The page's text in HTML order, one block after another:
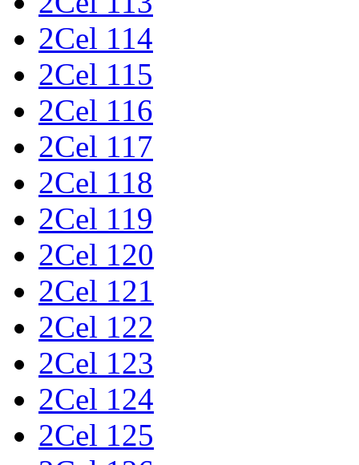
2Cel 114
2Cel 115
2Cel 116
2Cel 117
2Cel 118
2Cel 119
2Cel 120
2Cel 121
2Cel 122
2Cel 123
2Cel 124
2Cel 125